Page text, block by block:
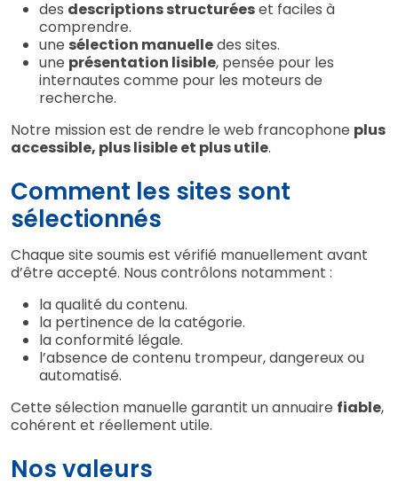
des descriptions structuréeset faciles à
comprendre.
une sélection manuelledes sites.
une présentation lisible, pensée pour les
internautes comme pour les moteurs de
recherche.
Notre mission est de rendre le web francophone plus
accessible, plus lisible et plus utile.
Comment les sites sont
sélectionnés
Chaque site soumis est vérifié manuellement avant
d’être accepté. Nous contrôlons notamment :
la qualité du contenu.
la pertinence de la catégorie.
la conformité légale.
l’absence de contenu trompeur, dangereux ou
automatisé.
Cette sélection manuelle garantit un annuaire fiable,
cohérent et réellement utile.
Nos valeurs